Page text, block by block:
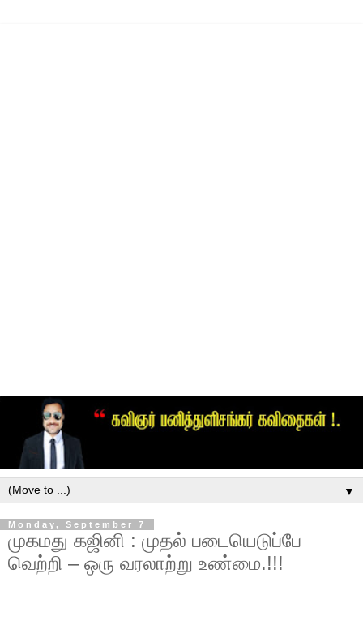
▼
Monday, September 7
முகமது கஜினி : முதல் படையெடுப்பே
வெற்றி – ஒரு வரலாற்று உண்மை.!!!